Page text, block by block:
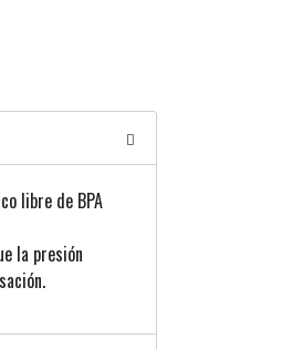
libre de BPA
la presión